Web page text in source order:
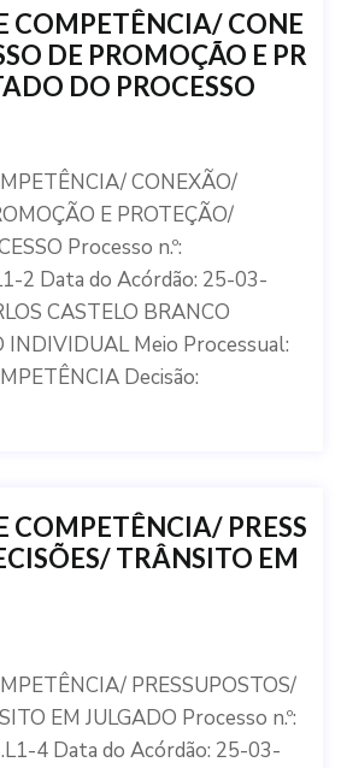
COMPETÊNCIA/ CONE
DE PROMOÇÃO E PR
DO PROCESSO
CONEXÃO/
E PROTEÇÃO/
Processo n.º:
2 Data do Acórdão: 25-03-
CASTELO BRANCO
INDIVIDUAL Meio Processual:
Decisão:
COMPETÊNCIA/ PRESS
TRÂNSITO EM
PRESSUPOSTOS/
EM JULGADO Processo n.º:
4 Data do Acórdão: 25-03-